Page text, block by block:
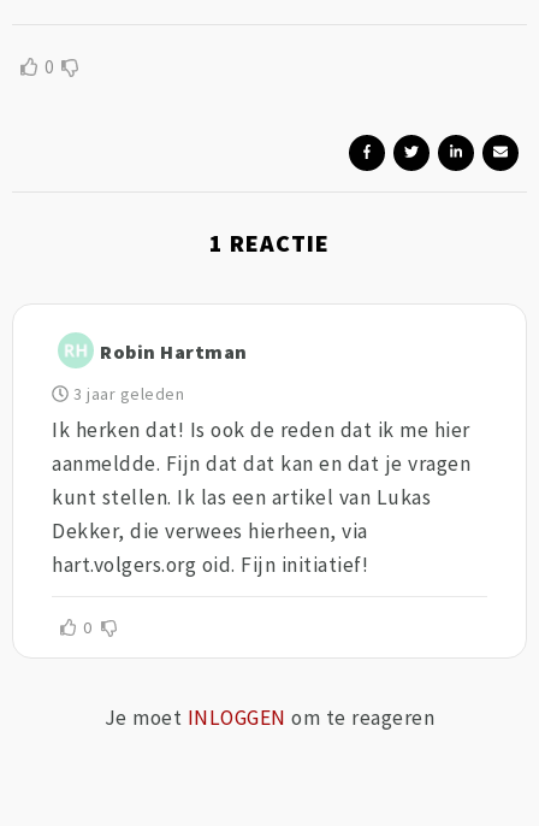
0
1 REACTIE
Robin Hartman
3 jaar geleden
Ik herken dat! Is ook de reden dat ik me hier
aanmeldde. Fijn dat dat kan en dat je vragen
kunt stellen. Ik las een artikel van Lukas
Dekker, die verwees hierheen, via
hart.volgers.org oid. Fijn initiatief!
0
Je moet INLOGGEN om te reageren